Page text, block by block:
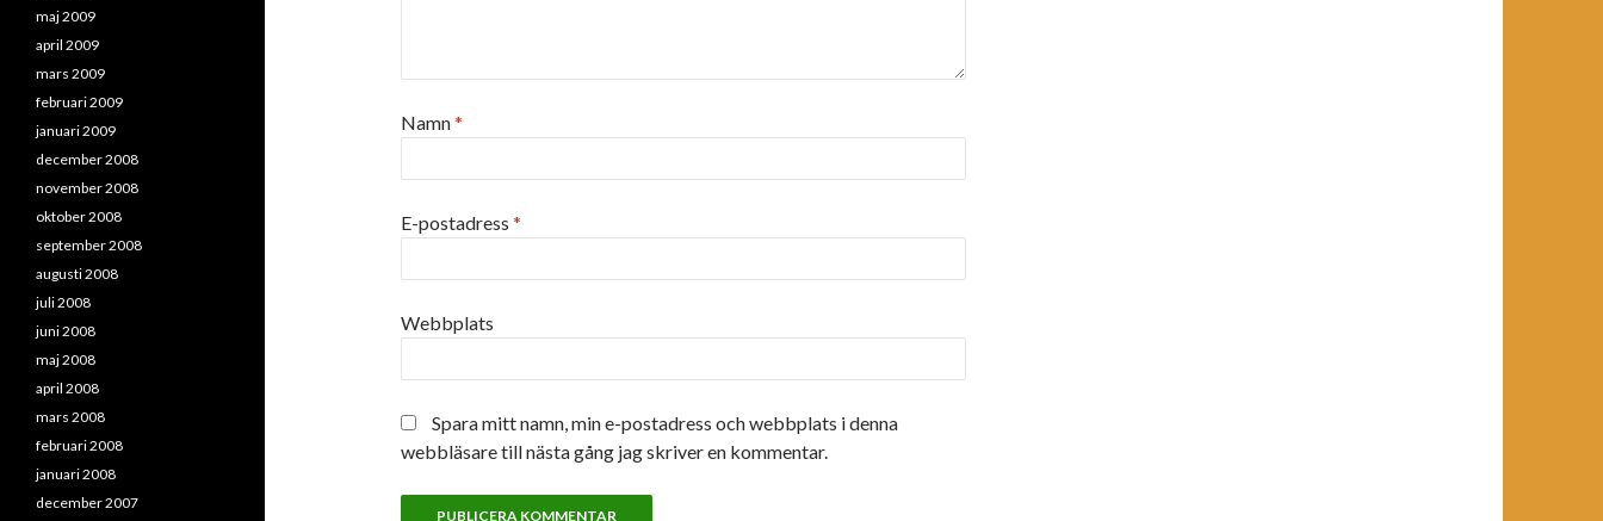
Namn*
E-postadress *
Webbplats
Spara mitt namn, min e-postadress och webbplats i denna
webbläsare till nästa gång jag skriver en kommentar.
maj 2009
april 2009
mars 2009
februari 2009
januari 2009
december 2008
november 2008
oktober 2008
september 2008
augusti 2008
juli 2008
juni 2008
maj 2008
april 2008
mars 2008
februari 2008
januari 2008
december 2007